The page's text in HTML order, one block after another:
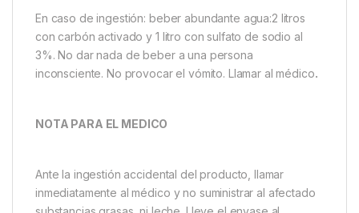
En caso de ingestión: beber abundante agua:2 litros
con carbón activado y 1 litro con sulfato de sodio al
3%. No dar nada de beber a una persona
inconsciente. No provocar el vómito. Llamar al médico.
NOTA PARA EL MEDICO
Ante la ingestión accidental del producto, llamar
inmediatamente al médico y no suministrar al afectado